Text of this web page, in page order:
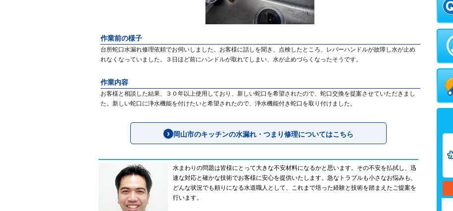
作業前の様子
台所蛇口水漏れ修理依頼でお伺いしました。お客様に話しを聞き、点検したところ、レバーハンドルが故障し水が止め
れなくなっていました。３日ほど前にハンドルが取れてしまい、水が止めづらくなったそうです。
作業内容
お客様と相談した結果、３０年以上使用しており、新しい蛇口を希望されたので、蛇口交換を提案させていただきまし
た。新しい蛇口に浄水機能を付けたいと希望されたので、浄水機能付き蛇口を取り付けました。
岡山市のキッチンの水漏れ・つまり修理についてはこちら
水まわりの問題は皆様にとって大きな不安材料になるかと思います。その不安を払拭し、迅
速な対応と確かな技術でお客様に安心を提供いたします。急なトラブルも小さなお悩みも、
どんな状況でも頼りになる水道職人として、これまで培った経験と技術を踏まえたご提案を
行います。